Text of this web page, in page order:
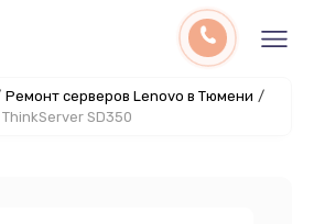
Ремонт серверов Lenovo в Тюмени /
ThinkServer SD350